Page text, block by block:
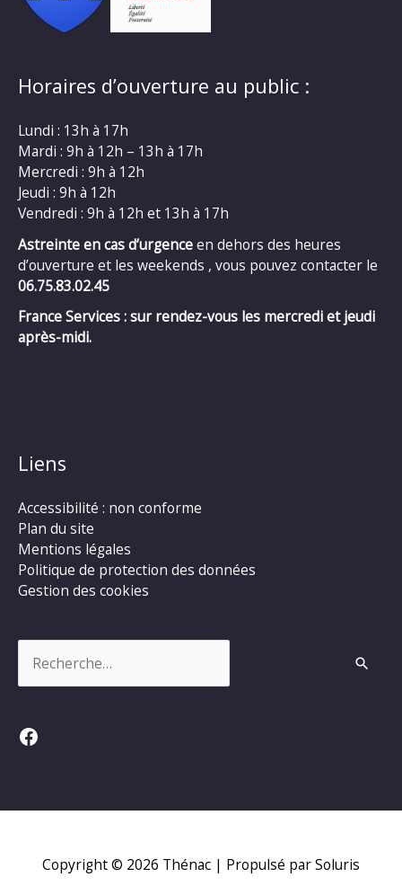
Horaires d’ouverture au public :
Lundi : 13h à 17h
Mardi : 9h à 12h – 13h à 17h
Mercredi : 9h à 12h
Jeudi : 9h à 12h
Vendredi : 9h à 12h et 13h à 17h
Astreinte en cas d’urgenceen dehors des heures
d’ouverture et les weekends , vous pouvez contacter le
06.75.83.02.45
France Services : sur rendez-vous les mercredi et jeudi
après-midi.
Liens
Accessibilité : non conforme
Plan du site
Mentions légales
Politique de protection des données
Gestion des cookies
Facebook
Copyright © 2026 Thénac | Propulsé par Soluris